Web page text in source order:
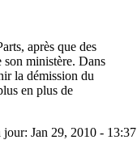
après que des
son ministère. Dans
la démission du
en plus de
jour: Jan 29, 2010 - 13:37